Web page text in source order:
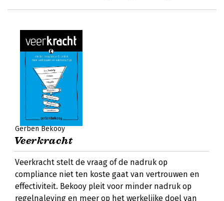
Gerben Bekooy
Veerkracht
Veerkracht stelt de vraag of de nadruk op
compliance niet ten koste gaat van vertrouwen en
effectiviteit. Bekooy pleit voor minder nadruk op
regelnaleving en meer op het werkelijke doel van